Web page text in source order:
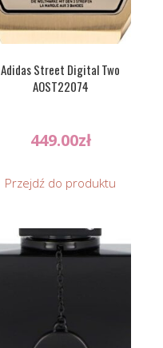
Adidas Street Digital Two
AOST22074
449.00zł
Przejdź do produktu